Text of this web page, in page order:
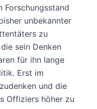
Forschungsstand
unbekannter
zu
sein Denken
für ihn lange
Erst im
und die
Offiziers höher zu